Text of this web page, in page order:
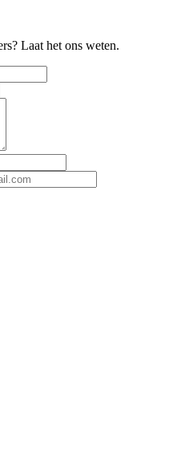
Laat het ons weten.